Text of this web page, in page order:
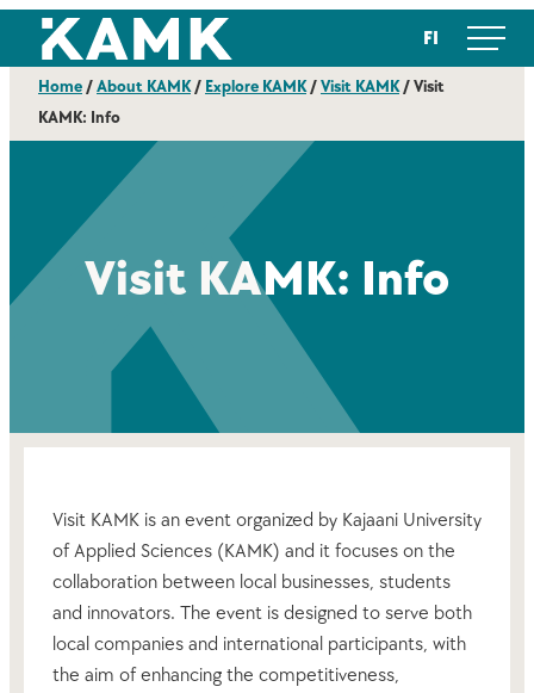
Skip
content
Kajaanin ammattikorkeakoulu FI
Home/About KAMK/ Explore KAMK/Visit KAMK/Visit
KAMK: Info
Visit KAMK: Info
Visit KAMK is an event organized by Kajaani University
of Applied Sciences (KAMK) and it focuses on the
collaboration between local businesses, students
and innovators. The event is designed to serve both
local companies and international participants, with
the aim of enhancing the competitiveness,